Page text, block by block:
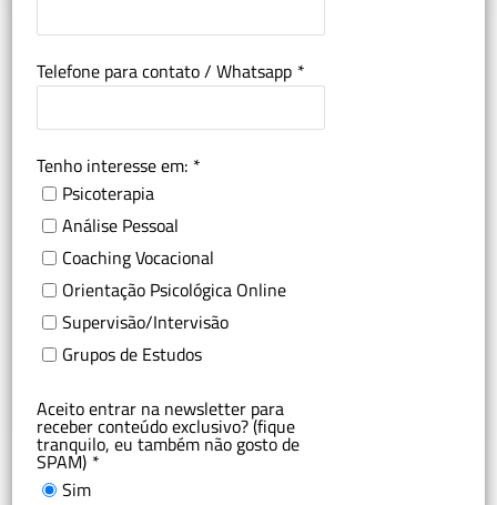
Telefone para contato / Whatsapp *
Tenho interesse em: *
Psicoterapia
Análise Pessoal
Coaching Vocacional
Orientação Psicológica Online
Supervisão/Intervisão
Grupos de Estudos
Aceito entrar na newsletter para
receber conteúdo exclusivo? (fique
tranquilo, eu também não gosto de
SPAM) *
Sim